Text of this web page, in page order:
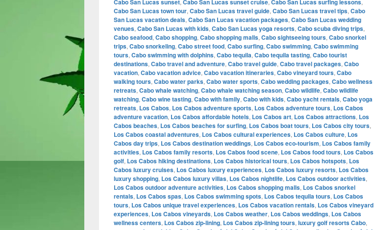
Cabo San Lucas sunset, Cabo San Lucas sunset cruise, Cabo San Lucas surfing lessons,
Cabo San Lucas town tour, Cabo San Lucas travel guide, Cabo San Lucas travel tips, Cabo
San Lucas vacation deals, Cabo San Lucas vacation packages, Cabo San Lucas wedding
venues, Cabo San Lucas with kids, Cabo San Lucas yoga resorts, Cabo scuba diving trips,
Cabo seafood, Cabo shopping, Cabo shopping malls, Cabo sightseeing tours, Cabo snorkel
trips, Cabo snorkeling, Cabo street food, Cabo surfing, Cabo swimming, Cabo swimming
tours, Cabo swimming with dolphins, Cabo tequila, Cabo tequila tasting, Cabo tourist
destinations, Cabo travel and adventure, Cabo travel guide, Cabo travel packages, Cabo
vacation, Cabo vacation advice, Cabo vacation itineraries, Cabo vineyard tours, Cabo
walking tours, Cabo water parks, Cabo water sports, Cabo wedding packages, Cabo wellness
retreats, Cabo whale watching, Cabo whale watching season, Cabo wildlife, Cabo wildlife
watching, Cabo wine tasting, Cabo with family, Cabo with kids, Cabo yacht rentals, Cabo yoga
retreats, Los Cabos, Los Cabos adventure sports, Los Cabos adventure tours, Los Cabos
adventure vacation, Los Cabos affordable hotels, Los Cabos art, Los Cabos attractions, Los
Cabos beaches, Los Cabos beaches for surfing, Los Cabos boat tours, Los Cabos city tours,
Los Cabos coastal adventures, Los Cabos cultural experiences, Los Cabos culture, Los
Cabos day trips, Los Cabos destination weddings, Los Cabos eco-tourism, Los Cabos family
activities, Los Cabos family resorts, Los Cabos food scene, Los Cabos food tours, Los Cabos
golf, Los Cabos hiking destinations, Los Cabos historical tours, Los Cabos hotspots, Los
Cabos luxury cruises, Los Cabos luxury experiences, Los Cabos luxury resorts, Los Cabos
luxury shopping, Los Cabos luxury villas, Los Cabos nightlife, Los Cabos outdoor activities,
Los Cabos outdoor adventure activities, Los Cabos shopping malls, Los Cabos snorkel
rentals, Los Cabos spas, Los Cabos swimming spots, Los Cabos tequila tours, Los Cabos
tours, Los Cabos unique travel experiences, Los Cabos vacation rentals, Los Cabos vineyard
experiences, Los Cabos vineyards, Los Cabos weather, Los Cabos weddings, Los Cabos
wellness centers, Los Cabos zip-lining, Los Cabos zip-lining tours, luxury golf resorts Cabo,